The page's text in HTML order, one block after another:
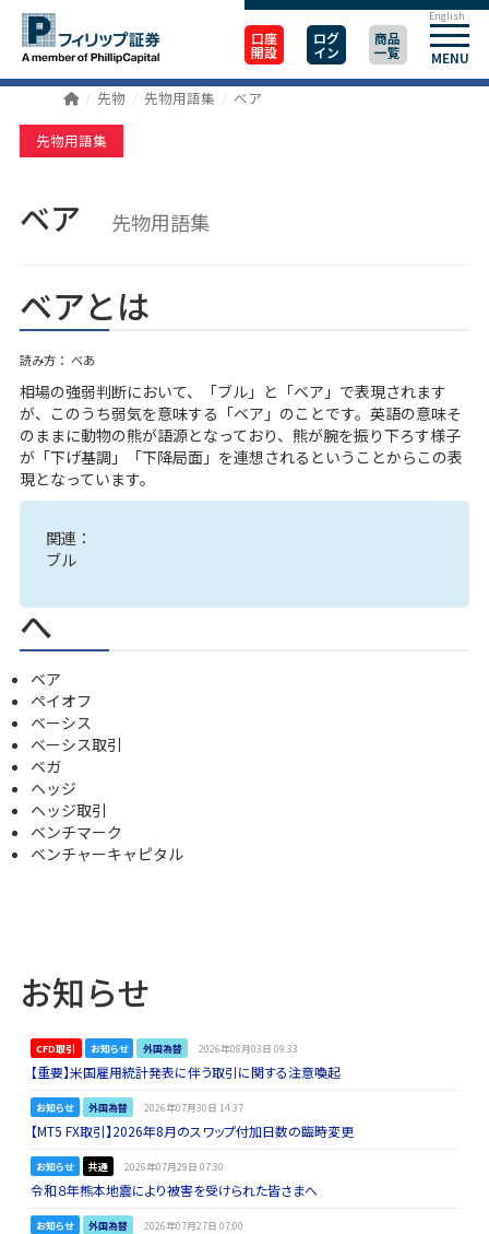
口座
開設
ログ
イン
商品
一覧 MENU
English
先物 先物用語集 ベア
先物用語集
ベア 先物用語集
ベアとは
読み方： べあ
相場の強弱判断において、「ブル」と「ベア」で表現されます
が、このうち弱気を意味する「ベア」のことです。英語の意味そ
のままに動物の熊が語源となっており、熊が腕を振り下ろす様子
が「下げ基調」「下降局面」を連想されるということからこの表
現となっています。
関連：
ブル
へ
ベア
ペイオフ
ベーシス
ベーシス取引
ベガ
ヘッジ
ヘッジ取引
ベンチマーク
ベンチャーキャピタル
お知らせ
CFD取引 お知らせ 外国為替 2026年08月03日 09:33
【重要】米国雇用統計発表に伴う取引に関する注意喚起
お知らせ 外国為替 2026年07月30日 14:37
【MT5 FX取引】2026年8月のスワップ付加日数の臨時変更
お知らせ 共通 2026年07月29日 07:30
令和８年熊本地震により被害を受けられた皆さまへ
お知らせ 外国為替 2026年07月27日 07:00